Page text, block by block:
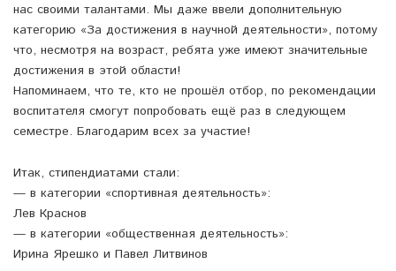
нас своими талантами. Мы даже ввели дополнительную
категорию «За достижения в научной деятельности», потому
что, несмотря на возраст, ребята уже имеют значительные
достижения в этой области!
Напоминаем, что те, кто не прошёл отбор, по рекомендации
воспитателя смогут попробовать ещё раз в следующем
семестре. Благодарим всех за участие!
Итак, стипендиатами стали:
— в категории «спортивная деятельность»:
Лев Краснов
— в категории «общественная деятельность»:
Ирина Ярешко и Павел Литвинов